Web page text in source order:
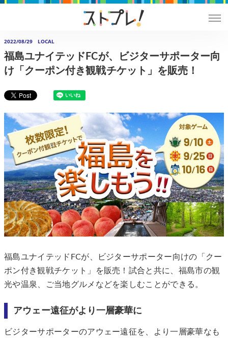
2022/08/29 LOCAL
福島ユナイテッドFCが、ビジターサポーター向
け「クーポン付き観戦チケット」を販売！
福島ユナイテッドFCが、ビジターサポーター向けの「クー
ポン付き観戦チケット」を販売！試合と共に、福島市の観
光や温泉、ご当地グルメなどを楽しむことができる。
アウェー遠征がより一層豪華に
ビジターサポーターのアウェー遠征を、より一層豪華なも